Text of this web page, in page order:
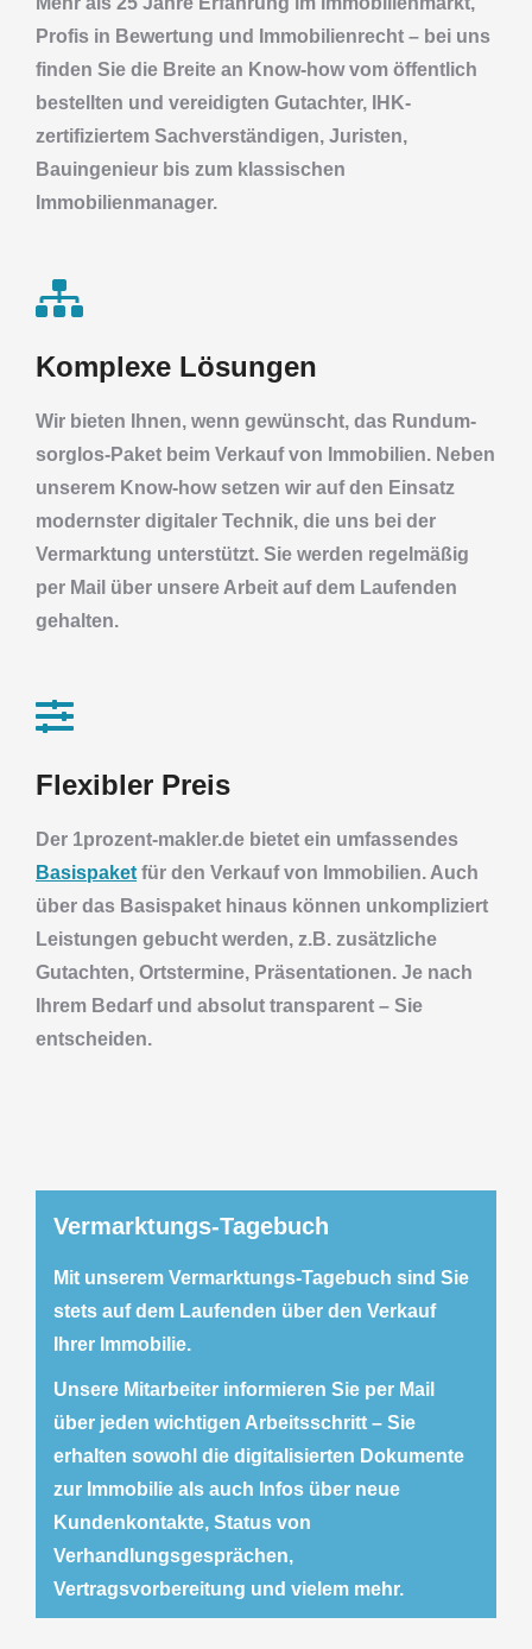
Profis in Bewertung und Immobilienrecht – bei uns
finden Sie die Breite an Know-how vom öffentlich
bestellten und vereidigten Gutachter, IHK-
zertifiziertem Sachverständigen, Juristen,
Bauingenieur bis zum klassischen
Immobilienmanager.
Komplexe Lösungen
Wir bieten Ihnen, wenn gewünscht, das Rundum-
sorglos-Paket beim Verkauf von Immobilien. Neben
unserem Know-how setzen wir auf den Einsatz
modernster digitaler Technik, die uns bei der
Vermarktung unterstützt. Sie werden regelmäßig
per Mail über unsere Arbeit auf dem Laufenden
gehalten.
Flexibler Preis
Der 1prozent-makler.de bietet ein umfassendes
Basispaket für den Verkauf von Immobilien. Auch
über das Basispaket hinaus können unkompliziert
Leistungen gebucht werden, z.B. zusätzliche
Gutachten, Ortstermine, Präsentationen. Je nach
Ihrem Bedarf und absolut transparent – Sie
entscheiden.
Vermarktungs-Tagebuch
Mit unserem Vermarktungs-Tagebuch sind Sie
stets auf dem Laufenden über den Verkauf
Ihrer Immobilie.
Unsere Mitarbeiter informieren Sie per Mail
über jeden wichtigen Arbeitsschritt – Sie
erhalten sowohl die digitalisierten Dokumente
zur Immobilie als auch Infos über neue
Kundenkontakte, Status von
Verhandlungsgesprächen,
Vertragsvorbereitung und vielem mehr.